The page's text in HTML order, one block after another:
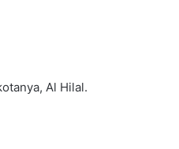
Al Hilal.